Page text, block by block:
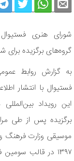
شورای هنری
گروه‌های برگزیده برای
به گزارش روابط
فستیوال با انتشار
این رویداد
برگزیده پس از طی
۱۳۹۷ در قالب